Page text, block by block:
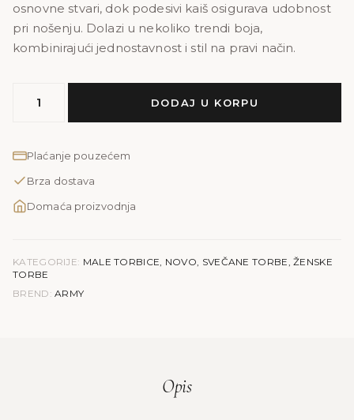
osnovne stvari, dok podesivi kaiš osigurava udobnost
pri nošenju. Dolazi u nekoliko trendi boja,
kombinirajući jednostavnost i stil na pravi način.
ARMY
crna
DODAJ U KORPU
Plaćanje pouzećem
Brza dostava
Domaća proizvodnja
KATEGORIJE: MALE TORBICE, NOVO, SVEČANE TORBE,ŽENSKE
TORBE
BREND: ARMY
Opis